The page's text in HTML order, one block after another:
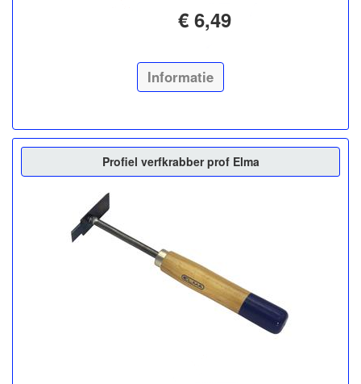
€ 6,49
Informatie
Profiel verfkrabber prof Elma